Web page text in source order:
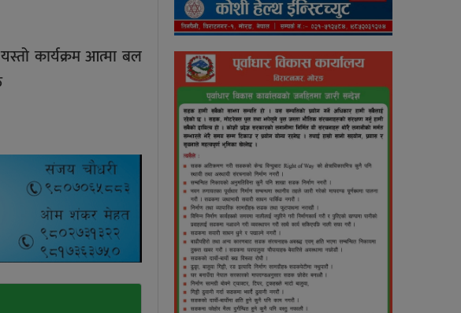
कार्यक्रम आत्मा बल